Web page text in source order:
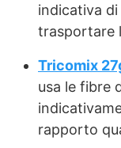
indicativa
trasportare
Tricomix
usa le fibre
rapporto